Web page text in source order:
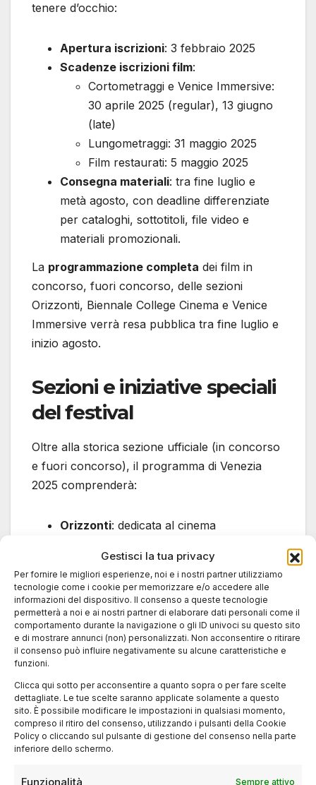
Gestisci la tua privacy
Per fornire le migliori esperienze, noi e i nostri partner utilizziamo
tecnologie come i cookie per memorizzare e/o accedere alle
informazioni del dispositivo. Il consenso a queste tecnologie
permetterà a noi e ai nostri partner di elaborare dati personali come il
comportamento durante la navigazione o gli ID univoci su questo sito
e di mostrare annunci (non) personalizzati. Non acconsentire o ritirare
il consenso può influire negativamente su alcune caratteristiche e
funzioni.
Clicca qui sotto per acconsentire a quanto sopra o per fare scelte
dettagliate. Le tue scelte saranno applicate solamente a questo
sito. È possibile modificare le impostazioni in qualsiasi momento,
compreso il ritiro del consenso, utilizzando i pulsanti della Cookie
Policy o cliccando sul pulsante di gestione del consenso nella parte
inferiore dello schermo.
Funzionalità Sempre attivo
tenere d’occhio:
Apertura iscrizioni: 3 febbraio 2025
Scadenze iscrizioni film:
Cortometraggi e Venice Immersive:
30 aprile 2025 (regular), 13 giugno
(late)
Lungometraggi: 31 maggio 2025
Film restaurati: 5 maggio 2025
Consegna materiali: tra fine luglio e
metà agosto, con deadline differenziate
per cataloghi, sottotitoli, file video e
materiali promozionali.
La programmazione completa dei film in
concorso, fuori concorso, delle sezioni
Orizzonti, Biennale College Cinema e Venice
Immersive verrà resa pubblica tra fine luglio e
inizio agosto.
Sezioni e iniziative speciali
del festival
Oltre alla storica sezione ufficiale (in concorso
e fuori concorso), il programma di Venezia
2025 comprenderà:
Orizzonti: dedicata al cinema
espressivi.
Venice Immersive: una piattaforma per
progetti di realtà virtuale e interattiva.
Biennale College Cinema: laboratorio
creativo che sostiene registi emergenti
nella produzione di opere a micro-
Final Cut in Venice: programma di
supporto a film in post-produzione
provenienti da Africa e Medio Oriente.
festival: valorizzare non solo il cinema